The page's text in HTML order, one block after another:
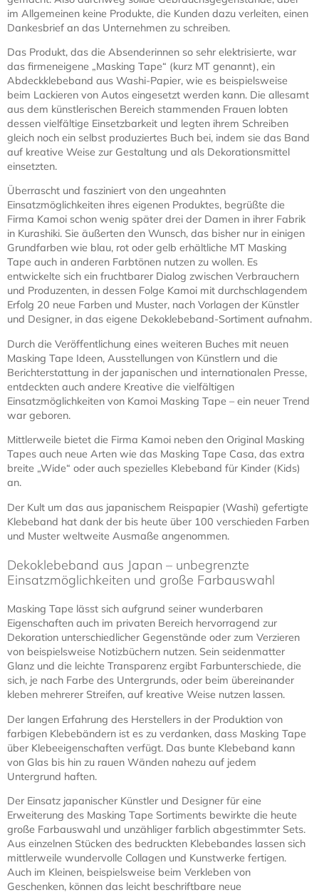
100 mm
18,50 € *
Zum Produkt
Masking Tape – Yellow 50
mm
Zum Produkt
Masking Tape –
Asahanada 100 mm
18,50 € *
Masking Tape –
Asahanada 50 mm
Zum Produkt
Masking Tape – Ruri 100
mm
Zum Produkt
Masking Tape – Ruri 50
mm
9,50 € *
Zum Produkt
Masking Tape – Salmon
18,50 € *
Zum Produkt
Sortierung: Ansicht: